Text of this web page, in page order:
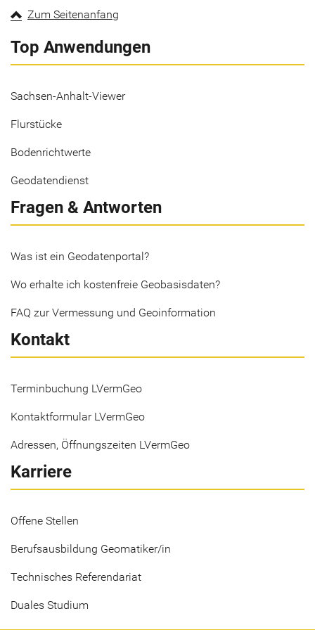
Zum Seitenanfang
Top Anwendungen
Sachsen-Anhalt-Viewer
Flurstücke
Bodenrichtwerte
Geodatendienst
Fragen & Antworten
Was ist ein Geodatenportal?
Wo erhalte ich kostenfreie Geobasisdaten?
FAQ zur Vermessung und Geoinformation
Kontakt
Terminbuchung LVermGeo
Kontaktformular LVermGeo
Adressen, Öffnungszeiten LVermGeo
Karriere
Offene Stellen
Berufsausbildung Geomatiker/in
Technisches Referendariat
Duales Studium